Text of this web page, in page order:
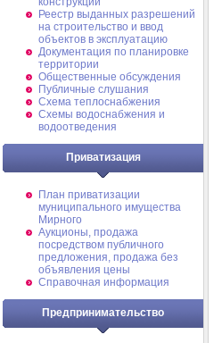
Реестр выданных разрешений
на строительство и ввод
объектов в эксплуатацию
Документация по планировке
территории
Общественные обсуждения
Публичные слушания
Схема теплоснабжения
Схемы водоснабжения и
водоотведения
Приватизация
План приватизации
муниципального имущества
Мирного
Аукционы, продажа
посредством публичного
предложения, продажа без
объявления цены
Справочная информация
Предпринимательство